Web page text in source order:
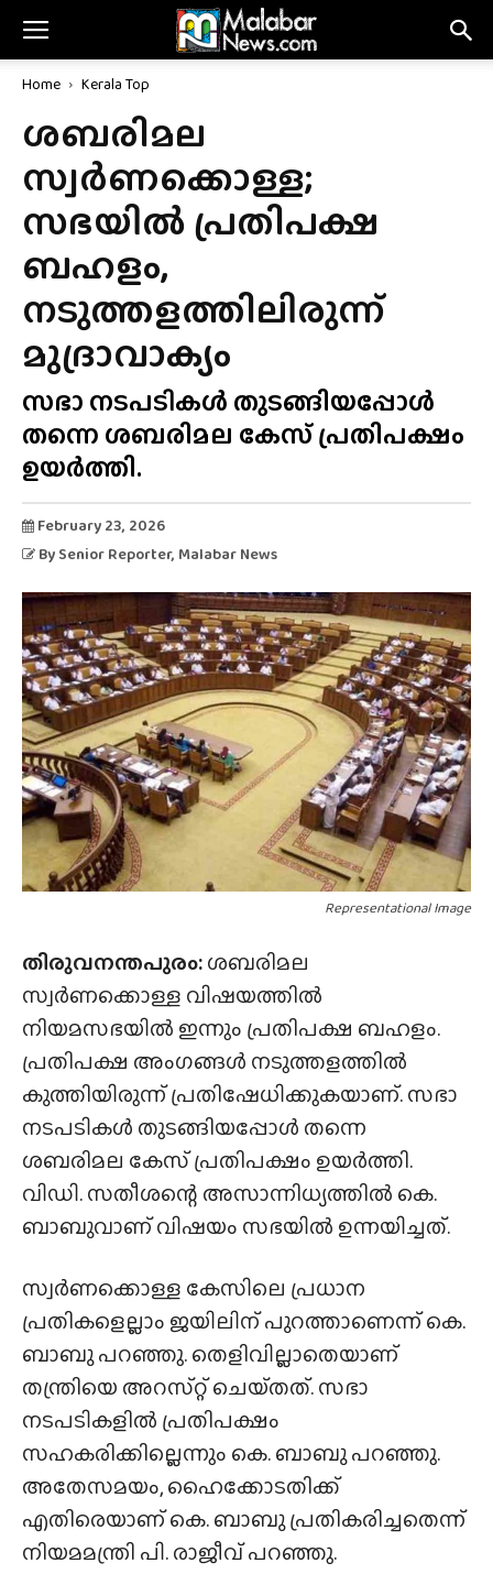
Home Kerala Top
ശബരിമല
സ്വർണക്കൊള്ള;
സഭയിൽ പ്രതിപക്ഷ
ബഹളം,
നടുത്തളത്തിലിരുന്ന്
മുദ്രാവാക്യം
സഭാ നടപടികൾ തുടങ്ങിയപ്പോൾ
തന്നെ ശബരിമല കേസ് പ്രതിപക്ഷം
ഉയർത്തി.
February 23, 2026
By Senior Reporter, Malabar News
Representational Image
തിരുവനന്തപുരം:ശബരിമല
സ്വർണക്കൊള്ള വിഷയത്തിൽ
നിയമസഭയിൽ ഇന്നും പ്രതിപക്ഷ ബഹളം.
പ്രതിപക്ഷ അംഗങ്ങൾ നടുത്തളത്തിൽ
കുത്തിയിരുന്ന് പ്രതിഷേധിക്കുകയാണ്. സഭാ
നടപടികൾ തുടങ്ങിയപ്പോൾ തന്നെ
ശബരിമല കേസ് പ്രതിപക്ഷം ഉയർത്തി.
വിഡി. സതീശന്റെ അസാന്നിധ്യത്തിൽ കെ.
ബാബുവാണ് വിഷയം സഭയിൽ ഉന്നയിച്ചത്.
സ്വർണക്കൊള്ള കേസിലെ പ്രധാന
പ്രതികളെല്ലാം ജയിലിന് പുറത്താണെന്ന് കെ.
ബാബു പറഞ്ഞു. തെളിവില്ലാതെയാണ്
തന്ത്രിയെ അറസ്‌റ്റ് ചെയ്‌തത്‌. സഭാ
നടപടികളിൽ പ്രതിപക്ഷം
സഹകരിക്കില്ലെന്നും കെ. ബാബു പറഞ്ഞു.
അതേസമയം, ഹൈക്കോടതിക്ക്
എതിരെയാണ് കെ. ബാബു പ്രതികരിച്ചതെന്ന്
നിയമമന്ത്രി പി. രാജീവ് പറഞ്ഞു.